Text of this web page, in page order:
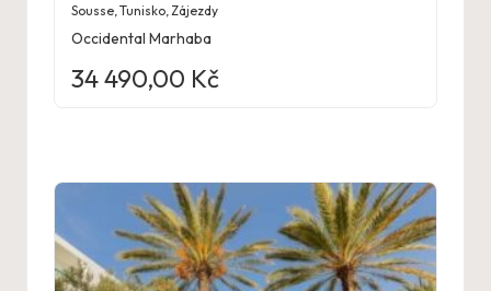
Sousse ,Tunisko Zájezdy
Occidental Marhaba
34 490,00 Kč